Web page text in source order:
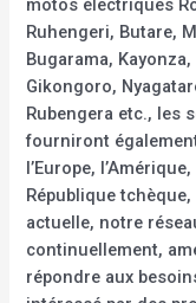
motos électriques
Ruhengeri, Butare,
Bugarama,
Gikongoro,
Rubengera etc., les
fourniront
l’Europe,
République tchèque,
actuelle, notre
continuellement,
répondre aux